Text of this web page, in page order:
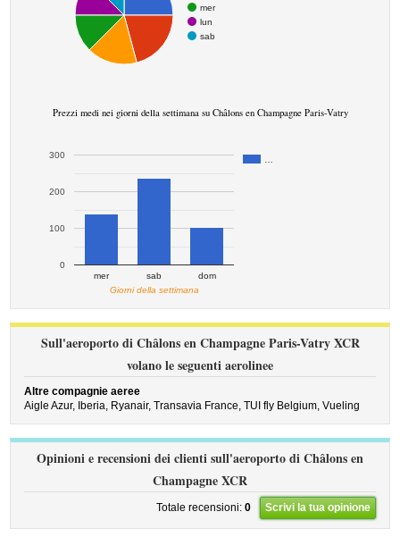
mer
lun
sab
Prezzi medi nei giorni della settimana su Châlons en Champagne Paris-Vatry
mer sab dom
0
100
200
300
Giorni della settimana
Sull'aeroporto di Châlons en Champagne Paris-Vatry XCR
volano le seguenti aerolinee
Altre compagnie aeree
Aigle Azur, Iberia, Ryanair,Transavia France,TUI fly Belgium,Vueling
Opinioni e recensioni dei clienti sull'aeroporto di Châlons en
Champagne XCR
Totale recensioni: 0 Scrivi la tua opinione